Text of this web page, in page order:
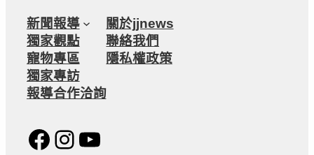
新聞報導
獨家觀點
寵物專區
獨家專訪
報導合作洽詢
關於jjnews
聯絡我們
隱私權政策
Facebook
Instagram
YouTube